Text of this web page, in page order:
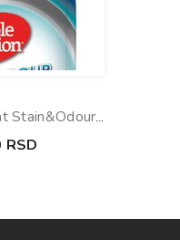
Stain&Odour
RSD